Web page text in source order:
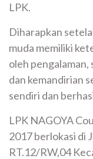
LPK.
Diharapkan
muda memiliki
oleh
dan kemandirian
sendiri dan
LPK NAGOYA
2017 berlokasi di
RT.12/RW,04